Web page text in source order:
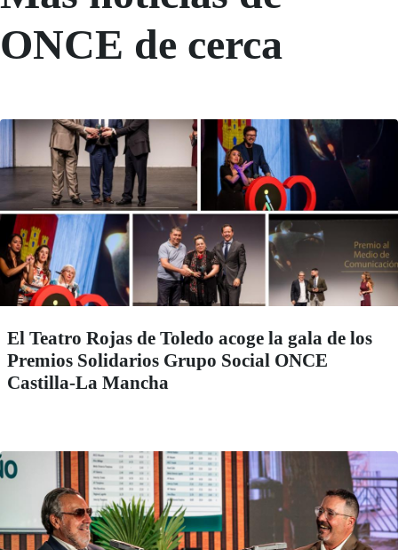
ONCE de cerca
El Teatro Rojas de Toledo acoge la gala de los
Premios Solidarios Grupo Social ONCE
Castilla-La Mancha